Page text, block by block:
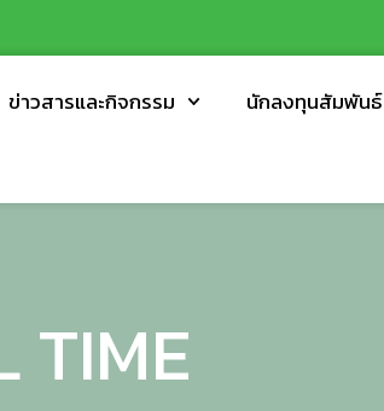
ข่าวสารและกิจกรรม นักลงทุนสัมพันธ์
TIME